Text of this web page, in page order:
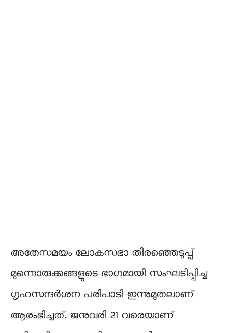
അതേസമയം ലോകസഭാ തിരഞ്ഞെടുപ്പ്
മുന്നൊരുക്കങ്ങളുടെ ഭാഗമായി സംഘടിപ്പിച്ച
ഗൃഹസന്ദർശന പരിപാടി ഇന്നുമുതലാണ്
ആരംഭിച്ചത്. ജനുവരി 21 വരെയാണ്